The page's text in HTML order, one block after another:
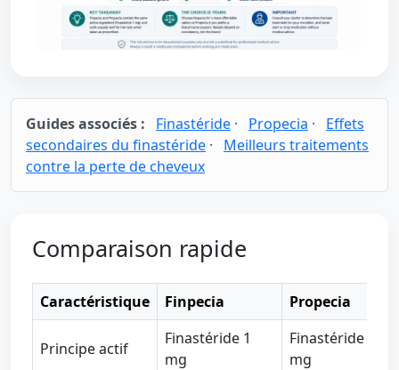
Guides associés : Finastéride · Propecia ·
Effets
secondaires du finastéride ·
Meilleurs traitements
contre la perte de cheveux
Comparaison rapide
Caractéristique Finpecia Propecia
Principe actif
Finastéride 1
mg
Finastéride 1
mg